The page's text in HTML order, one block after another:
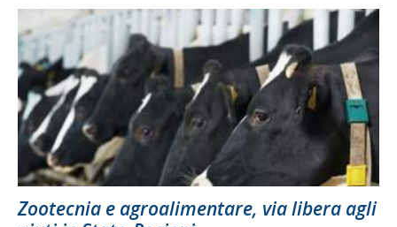
Zootecnia e agroalimentare, via libera agli